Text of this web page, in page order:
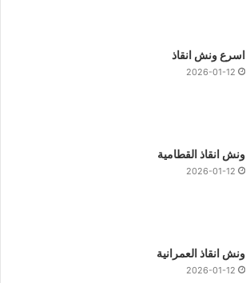
اسرع ونش انقاذ
2026-01-12
ونش انقاذ القطامية
2026-01-12
ونش انقاذ العمرانية
2026-01-12